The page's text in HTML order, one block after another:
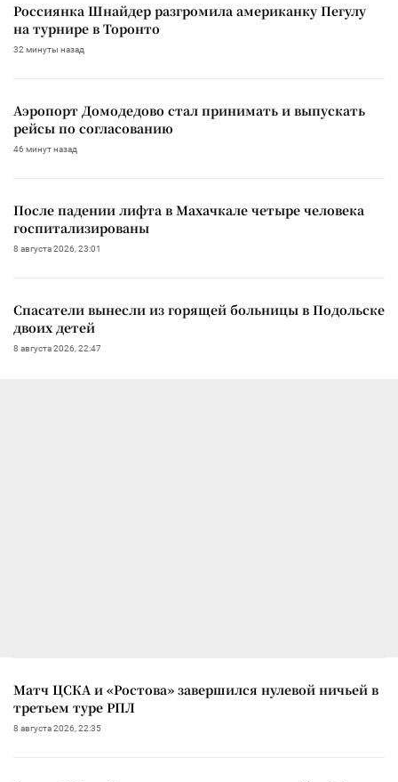
Россиянка Шнайдер разгромила американку Пегулу
на турнире в Торонто
32 минуты назад
Аэропорт Домодедово стал принимать и выпускать
рейсы по согласованию
46 минут назад
После падении лифта в Махачкале четыре человека
госпитализированы
8 августа 2026, 23:01
Спасатели вынесли из горящей больницы в Подольске
двоих детей
8 августа 2026, 22:47
Матч ЦСКА и «Ростова» завершился нулевой ничьей в
третьем туре РПЛ
8 августа 2026, 22:35